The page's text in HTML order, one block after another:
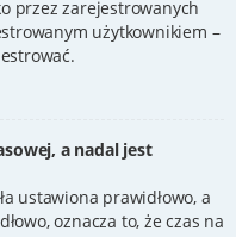
przez zarejestrowanych
użytkownikiem –
a nadal jest
ustawiona prawidłowo, a
oznacza to, że czas na